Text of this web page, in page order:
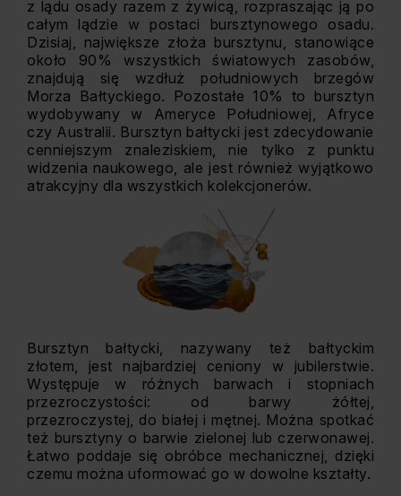
z lądu osady razem z żywicą, rozpraszając ją po
całym lądzie w postaci bursztynowego osadu.
Dzisiaj, największe złoża bursztynu, stanowiące
około 90% wszystkich światowych zasobów,
znajdują się wzdłuż południowych brzegów
Morza Bałtyckiego. Pozostałe 10% to bursztyn
wydobywany w Ameryce Południowej, Afryce
czy Australii. Bursztyn bałtycki jest zdecydowanie
cenniejszym znaleziskiem, nie tylko z punktu
widzenia naukowego, ale jest również wyjątkowo
atrakcyjny dla wszystkich kolekcjonerów.
Bursztyn bałtycki, nazywany też bałtyckim
złotem, jest najbardziej ceniony w jubilerstwie.
Występuje w różnych barwach i stopniach
przezroczystości: od barwy żółtej,
przezroczystej, do białej i mętnej. Można spotkać
też bursztyny o barwie zielonej lub czerwonawej.
Łatwo poddaje się obróbce mechanicznej, dzięki
czemu można uformować go w dowolne kształty.